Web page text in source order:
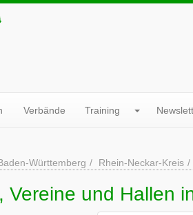
Verbände Training
Württemberg Rhein-Neckar-Kreis
Vereine und Hallen